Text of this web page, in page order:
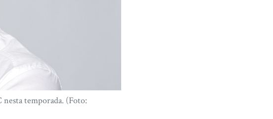
temporada. (Foto: